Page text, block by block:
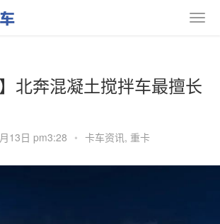
】北奔混凝土搅拌车最擅长
13日 pm3:28 • 卡车资讯, 重卡